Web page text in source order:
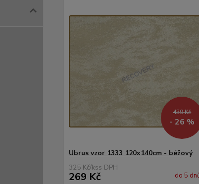
439 Kč
- 26 %
Ubrus vzor 1333 120x140cm - béžový
325 Kč/ks
269 Kč do 5